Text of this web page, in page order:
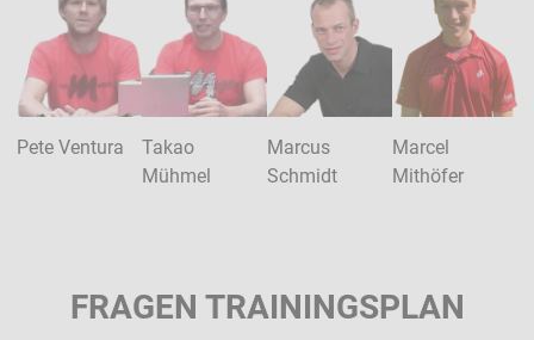
Pete Ventura
Takao
Mühmel
Marcus
Schmidt
Marcel
Mithöfer
FRAGEN TRAININGSPLAN